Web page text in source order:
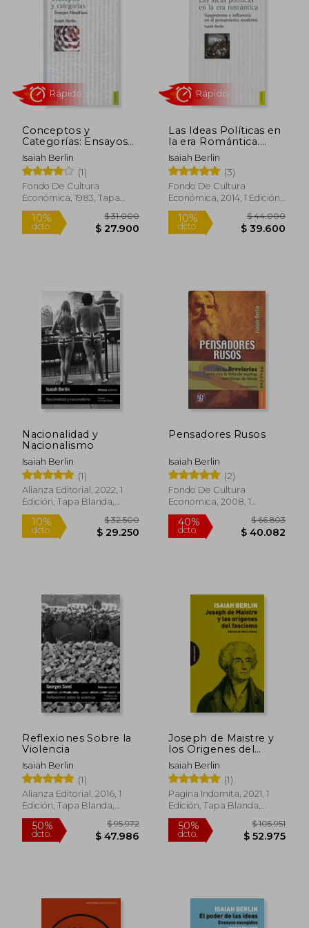
Tolstói, según Berlin, encarna ambos roles:
por su talento, un zorro; por sus
Este ensayo se ha convertido en una obra
aproximaciones al pensamiento y la
historia.
Conceptos y
Categorías: Ensayos
Filosóficos
Isaiah Berlin
(1)
Fondo De Cultura
Económica, 1983, Tapa
Blanda, Nuevo
10%
dcto.
$ 31.000
$ 27.900
Rápido
Las Ideas Políticas en
la era Romántica.
Surgimiento e
Influencia en el
Pensamiento
Moderno (Filosofia)
Isaiah Berlin
(3)
Fondo De Cultura
Económica, 2014, 1 Edición,
Tapa Blanda, Nuevo
10%
dcto.
Rápido
Nacionalidad y
Nacionalismo
Isaiah Berlin
(1)
Alianza Editorial, 2022, 1
Edición, Tapa Blanda,
Nuevo
10%
dcto.
$ 32.500
$ 29.250
Pensadores Rusos
Isaiah Berlin
(2)
Fondo De Cultura
Economica, 2008, 1
Edición, Tapa Blanda,
Nuevo
40%
dcto.
Reflexiones Sobre la
Violencia
Isaiah Berlin
(1)
Alianza Editorial, 2016, 1
Edición, Tapa Blanda,
Nuevo
Joseph de Maistre y
los Origenes del
Fascismo
Isaiah Berlin
(1)
Pagina Indomita, 2021, 1
Edición, Tapa Blanda,
Nuevo